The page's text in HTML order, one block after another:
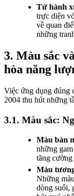
Tứ hành
trực diện
về quan
những
3. Màu sắc
hòa năng
Việc ứng dụng đúng
2004 thu hút những
3.1. Màu sắc:
Màu bản
những
tăng
Màu
Những
dòng suối,